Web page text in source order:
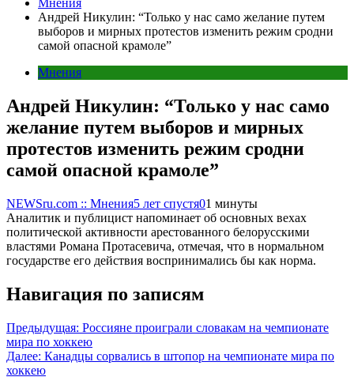
Мнения
Андрей Никулин: “Только у нас само желание путем
выборов и мирных протестов изменить режим сродни
самой опасной крамоле”
Мнения
Андрей Никулин: “Только у нас само
желание путем выборов и мирных
протестов изменить режим сродни
самой опасной крамоле”
NEWSru.com :: Мнения5 лет спустя01 минуты
Аналитик и публицист напоминает об основных вехах
политической активности арестованного белорусскими
властями Романа Протасевича, отмечая, что в нормальном
государстве его действия воспринимались бы как норма.
Навигация по записям
Предыдущая: Россияне проиграли словакам на чемпионате
мира по хоккею
Далее: Канадцы сорвались в штопор на чемпионате мира по
хоккею